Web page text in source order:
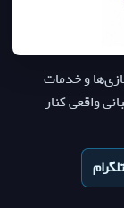
و خدمات
واقعی کنار